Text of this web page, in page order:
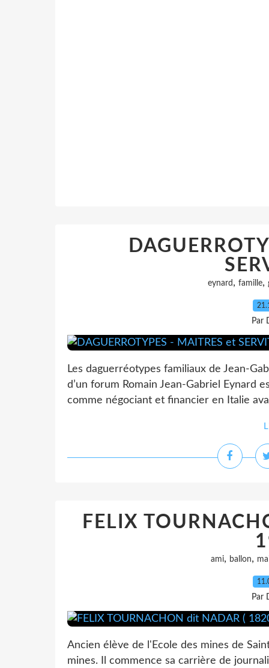
eynard , famille,
Par
Les daguerréotypes familiaux de Jean-
d’un forum Romain Jean-Gabriel Eynard
comme négociant et financier en Italie
FELIX
ami, ballon,
Par
Ancien élève de l'Ecole des mines de
mines. Il commence sa carrière de